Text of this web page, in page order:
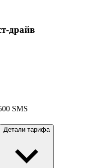
драйв
SMS
Детали тарифа